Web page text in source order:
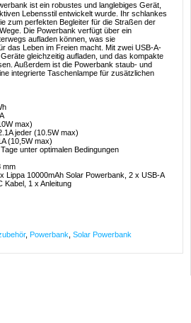
ist ein robustes und langlebiges Gerät,
Lebensstil entwickelt wurde. Ihr schlankes
zum perfekten Begleiter für die Straßen der
Die Powerbank verfügt über ein
aufladen können, was sie
das Leben im Freien macht. Mit zwei USB-A-
gleichzeitig aufladen, und das kompakte
Außerdem ist die Powerbank staub- und
integrierte Taschenlampe für zusätzlichen
max)
jeder (10.5W max)
(10,5W max)
unter optimalen Bedingungen
mm
Lippa 10000mAh Solar Powerbank, 2 x USB-A
Kabel, 1 x Anleitung
, Powerbank Solar Powerbank